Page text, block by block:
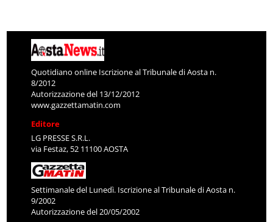
Quotidiano online Iscrizione al Tribunale di Aosta n.
8/2012
Autorizzazione del 13/12/2012
www.gazzettamatin.com
Editore
LG PRESSE S.R.L.
via Festaz, 52 11100 AOSTA
Settimanale del Lunedì. Iscrizione al Tribunale di Aosta n.
9/2002
Autorizzazione del 20/05/2002